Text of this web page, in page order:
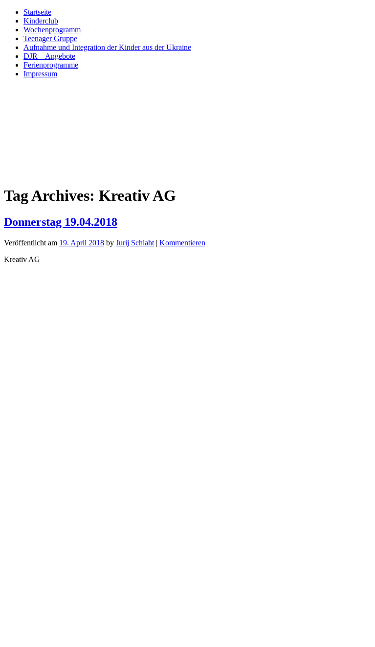
Skip
content
Startseite
Kinderclub
Wochenprogramm
Teenager Gruppe
Aufnahme und Integration der Kinder aus der Ukraine
DJR – Angebote
Ferienprogramme
Impressum
Tag Archives: Kreativ AG
Donnerstag 19.04.2018
Veröffentlicht am 19. April 2018 by Jurij Schlaht | Kommentieren
Kreativ AG